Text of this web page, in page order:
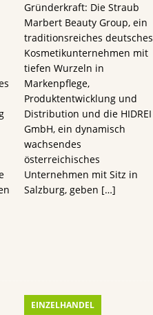
Gründerkraft: Die Straub
Marbert Beauty Group, ein
traditionsreiches deutsches
Kosmetikunternehmen mit
tiefen Wurzeln in
Markenpflege,
Produktentwicklung und
Distribution und die HIDREI
GmbH, ein dynamisch
wachsendes
österreichisches
Unternehmen mit Sitz in
Salzburg, geben […]
EINZELHANDEL